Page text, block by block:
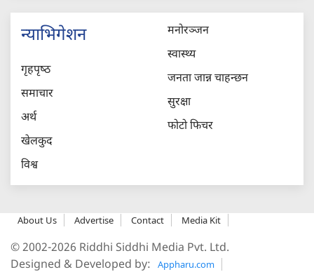
न्याभिगेशन
गृहपृष्‍ठ
समाचार
अर्थ
खेलकुद
विश्व
मनोरञ्जन
स्वास्थ्य
जनता जान्न चाहन्छन
सुरक्षा
फोटो फिचर
About Us Advertise Contact Media Kit
© 2002-2026 Riddhi Siddhi Media Pvt. Ltd.
Designed & Developed by:
Appharu.com